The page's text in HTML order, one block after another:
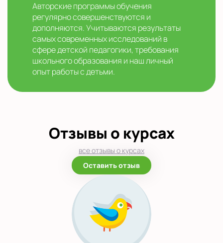
Авторские программы обучения
регулярно совершенствуются и
дополняются. Учитываются результаты
самых современных исследований в
сфере детской педагогики, требования
школьного образования и наш личный
опыт работы с детьми.
Отзывы о курсах
все отзывы о курсах
Оставить отзыв